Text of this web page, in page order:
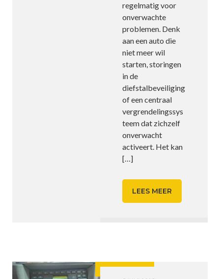
regelmatig voor
onverwachte
problemen. Denk
aan een auto die
niet meer wil
starten, storingen
in de
diefstalbeveiliging
of een centraal
vergrendelingssys
teem dat zichzelf
onverwacht
activeert. Het kan
[…]
LEES MEER